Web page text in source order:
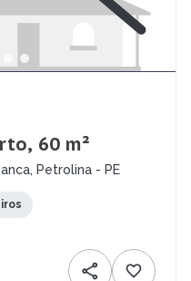
60 m²
Petrolina - PE